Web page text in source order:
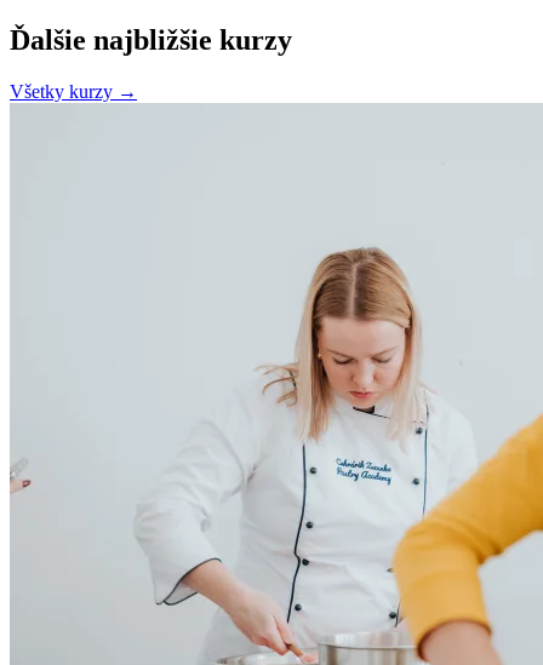
Ďalšie najbližšie kurzy
Všetky kurzy →